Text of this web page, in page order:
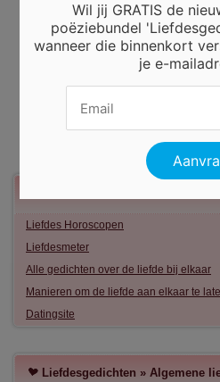
Liefdes Horoscopen
Liefdesmeter
Alle gedichten over de liefde bij elkaar
Manieren om de liefde aan elkaar te
Datingsite
Liefdesgedichten » Algemene
Wil jij GRATIS de
poëziebundel
wanneer die binnenkort
je e-